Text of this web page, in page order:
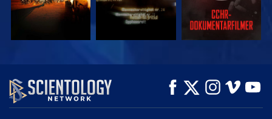
SE UTFORSK SERIEN